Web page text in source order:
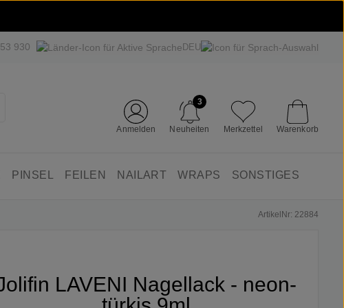
930 DEU
Anmelden Neuheiten
3
Merkzettel Warenkorb
PINSEL FEILEN NAILART WRAPS SONSTIGES
ArtikelNr: 22884
LAVENI Nagellack - neon-